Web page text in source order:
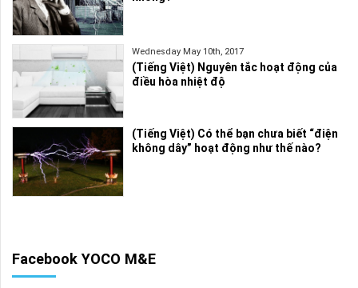
Wednesday May 10th, 2017
(Tiếng Việt) Nguyên tắc hoạt động của
điều hòa nhiệt độ
(Tiếng Việt) Có thể bạn chưa biết “điện
không dây” hoạt động như thế nào?
Facebook YOCO M&E